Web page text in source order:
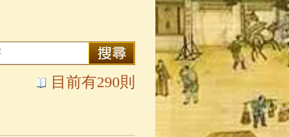
大悲咒(72)
目前有290則